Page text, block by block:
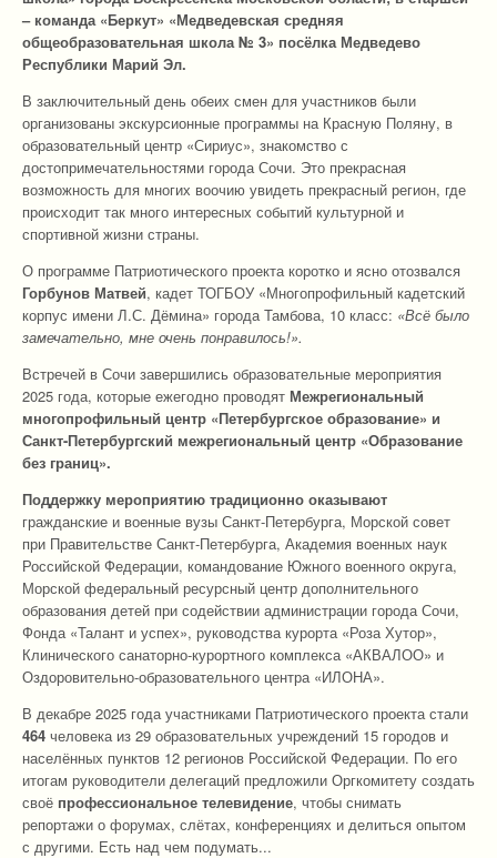
– команда «Беркут» «Медведевская средняя
общеобразовательная школа № 3» посёлка Медведево
Республики Марий Эл.
В заключительный день обеих смен для участников были
организованы экскурсионные программы на Красную Поляну, в
образовательный центр «Сириус», знакомство с
достопримечательностями города Сочи. Это прекрасная
возможность для многих воочию увидеть прекрасный регион, где
происходит так много интересных событий культурной и
спортивной жизни страны.
О программе Патриотического проекта коротко и ясно отозвался
Горбунов Матвей, кадет ТОГБОУ «Многопрофильный кадетский
корпус имени Л.С. Дёмина» города Тамбова, 10 класс: «Всё было
замечательно, мне очень понравилось!».
Встречей в Сочи завершились образовательные мероприятия
2025 года, которые ежегодно проводят Межрегиональный
многопрофильный центр «Петербургское образование» и
Санкт-Петербургский межрегиональный центр «Образование
без границ».
Поддержку мероприятию традиционно оказывают
гражданские и военные вузы Санкт-Петербурга, Морской совет
при Правительстве Санкт-Петербурга, Академия военных наук
Российской Федерации, командование Южного военного округа,
Морской федеральный ресурсный центр дополнительного
образования детей при содействии администрации города Сочи,
Фонда «Талант и успех», руководства курорта «Роза Хутор»,
Клинического санаторно-курортного комплекса «АКВАЛОО» и
Оздоровительно-образовательного центра «ИЛОНА».
В декабре 2025 года участниками Патриотического проекта стали
464 человека из 29 образовательных учреждений 15 городов и
населённых пунктов 12 регионов Российской Федерации. По его
итогам руководители делегаций предложили Оргкомитету создать
своё профессиональное телевидение, чтобы снимать
репортажи о форумах, слётах, конференциях и делиться опытом
с другими. Есть над чем подумать...